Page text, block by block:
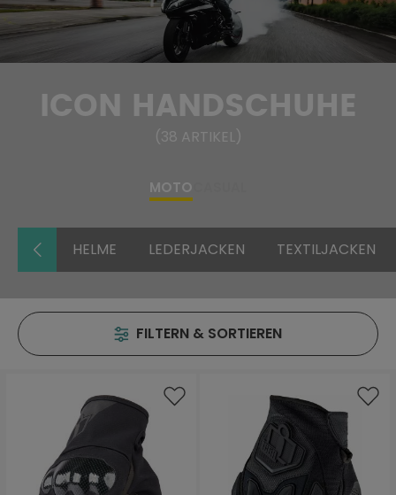
ICON HANDSCHUHE
(38 ARTIKEL)
MOTO
HELME LEDERJACKEN TEXTILJACKEN
FILTERN & SORTIEREN